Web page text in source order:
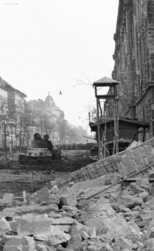
a Baross utca felé nézve.
1956 · Budapest VIII.
József körút a József
18
Korhatáros tartalom
Megtekintés
1956 · Budapest VIII.
József körút 55-57., Baross utcai sarokház.
1956 ·
József körút,